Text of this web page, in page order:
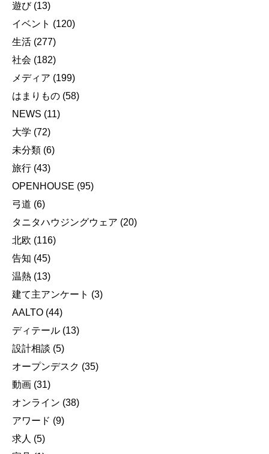
遊び(13)
イベント (120)
生活 (277)
社会 (182)
メディア (199)
はまりもの (58)
NEWS (11)
大学 (72)
未分類 (6)
旅行 (43)
OPENHOUSE (95)
弓道 (6)
タニタハウジングウェア (20)
北欧 (116)
告知 (45)
温熱 (13)
建て主アンケート (3)
AALTO (44)
ディテール (13)
設計相談 (5)
オープンデスク (35)
動画 (31)
オンライン (38)
アワード (9)
求人 (5)